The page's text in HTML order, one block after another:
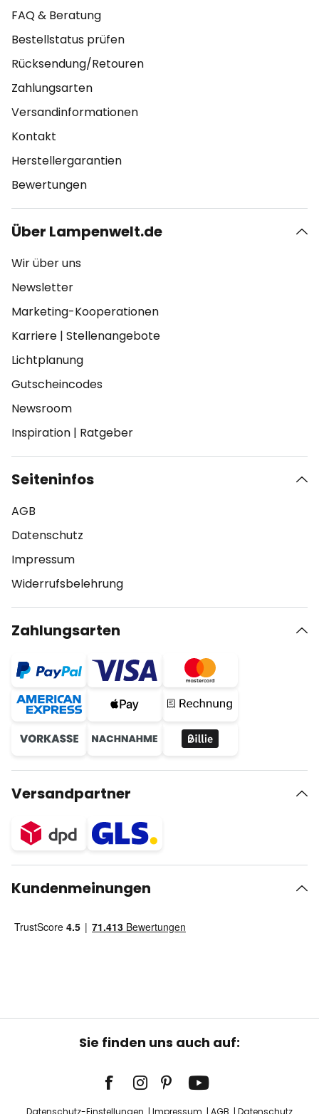
FAQ & Beratung
Bestellstatus prüfen
Rücksendung/Retouren
Zahlungsarten
Versandinformationen
Kontakt
Herstellergarantien
Bewertungen
Über Lampenwelt.de
Wir über uns
Newsletter
Marketing-Kooperationen
Karriere | Stellenangebote
Lichtplanung
Gutscheincodes
Newsroom
Inspiration | Ratgeber
Seiteninfos
AGB
Datenschutz
Impressum
Widerrufsbelehrung
Zahlungsarten
Versandpartner
Kundenmeinungen
Sie finden uns auch auf:
Datenschutz-Einstellungen Impressum AGB Datenschutz